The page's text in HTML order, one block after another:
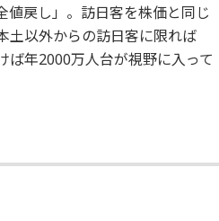
値戻し」。訪日客を株価と同じ
土以外からの訪日客に限れば
ば年2000万人台が視野に入って